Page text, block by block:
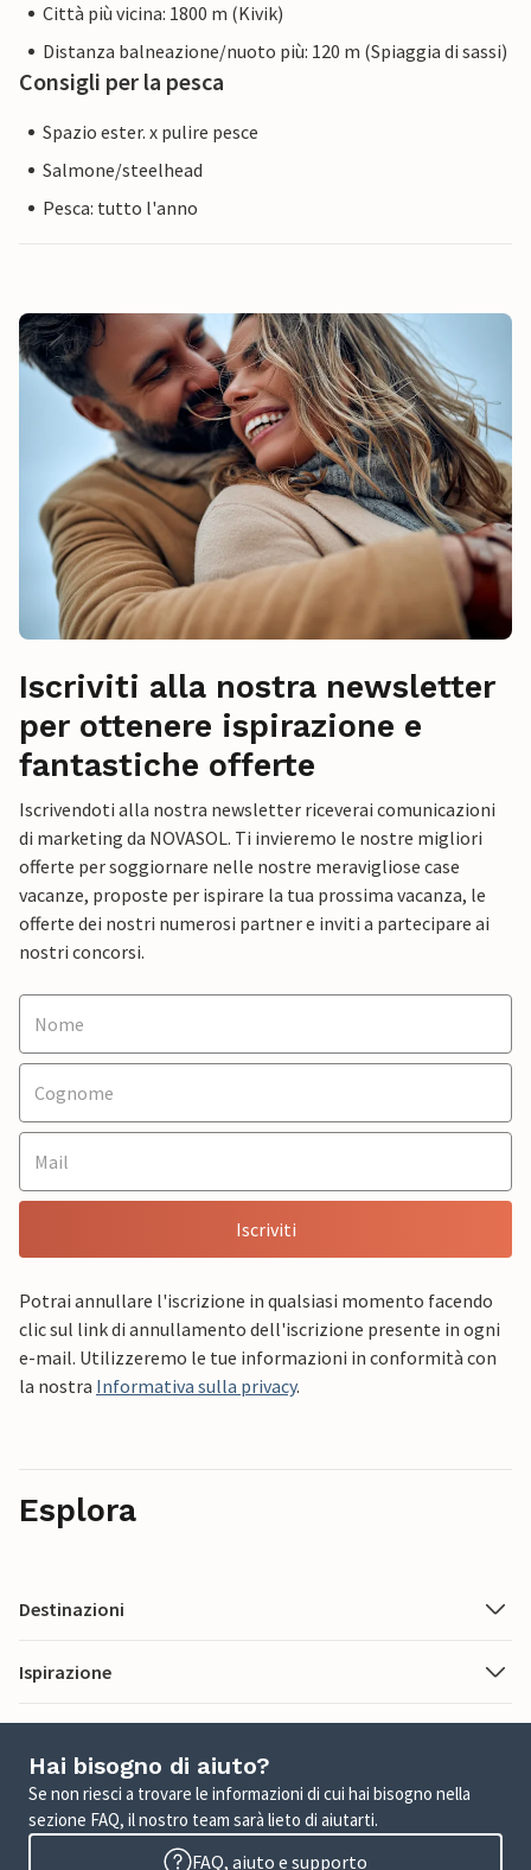
Città più vicina: 1800 m (Kivik)
Distanza balneazione/nuoto più: 120 m (Spiaggia di sassi)
Consigli per la pesca
Spazio ester. x pulire pesce
Salmone/steelhead
Pesca: tutto l'anno
Iscriviti alla nostra newsletter
per ottenere ispirazione e
fantastiche offerte
Iscrivendoti alla nostra newsletter riceverai comunicazioni
di marketing da NOVASOL. Ti invieremo le nostre migliori
offerte per soggiornare nelle nostre meravigliose case
vacanze, proposte per ispirare la tua prossima vacanza, le
offerte dei nostri numerosi partner e inviti a partecipare ai
nostri concorsi.
Iscriviti
Potrai annullare l'iscrizione in qualsiasi momento facendo
clic sul link di annullamento dell'iscrizione presente in ogni
e-mail. Utilizzeremo le tue informazioni in conformità con
la nostra Informativa sulla privacy.
Esplora
Destinazioni
Ispirazione
Hai bisogno di aiuto?
Se non riesci a trovare le informazioni di cui hai bisogno nella
sezione FAQ, il nostro team sarà lieto di aiutarti.
FAQ, aiuto e supporto